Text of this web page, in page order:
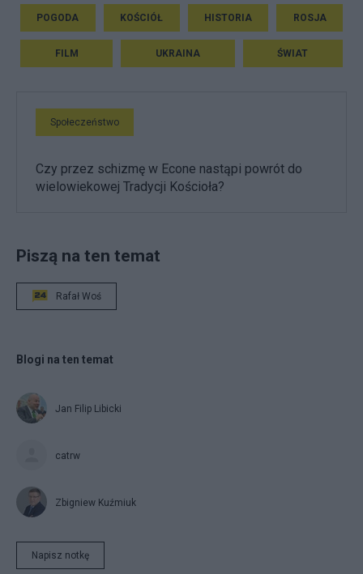
POGODA KOŚCIÓŁ HISTORIA ROSJA
FILM UKRAINA ŚWIAT
Społeczeństwo
Czy przez schizmę w Econe nastąpi powrót do
wielowiekowej Tradycji Kościoła?
Piszą na ten temat
Rafał Woś
Blogi na ten temat
Jan Filip Libicki
catrw
Zbigniew Kuźmiuk
Napisz notkę